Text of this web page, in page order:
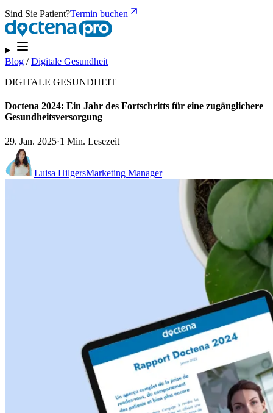
Sind Sie Patient?Termin buchen
Blog /Digitale Gesundheit
DIGITALE GESUNDHEIT
Doctena 2024: Ein Jahr des Fortschritts für eine zugänglichere
Gesundheitsversorgung
29. Jan. 2025·1 Min. Lesezeit
Luisa HilgersMarketing Manager